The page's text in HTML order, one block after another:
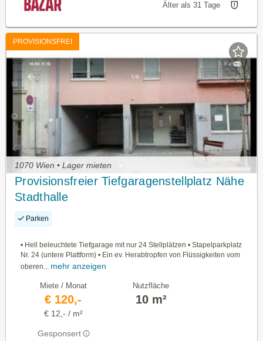
Älter als 31 Tage
PROVISIONSFREI
1070 Wien • Lager mieten
Provisionsfreier Tiefgaragenstellplatz Nähe
Stadthalle
Parken
• Hell beleuchtete Tiefgarage mit nur 24 Stellplätzen • Stapelparkplatz
Nr. 24 (untere Plattform) • Ein ev. Herabtropfen von Flüssigkeiten vom
oberen...
mehr anzeigen
Miete / Monat
€ 120,-
€ 12,- / m²
Gesponsert
Nutzfläche
10 m²